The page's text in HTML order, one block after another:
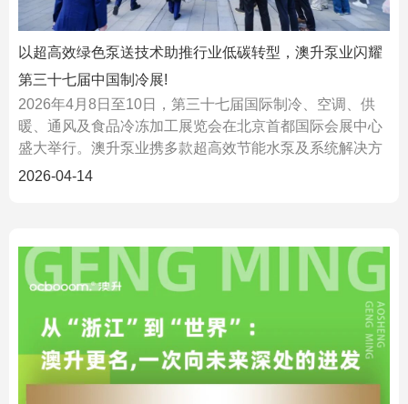
以超高效绿色泵送技术助推行业低碳转型，澳升泵业闪耀
第三十七届中国制冷展!
2026年4月8日至10日，第三十七届国际制冷、空调、供
暖、通风及食品冷冻加工展览会在北京首都国际会展中心
盛大举行。澳升泵业携多款超高效节能水泵及系统解决方
案精彩亮相，与全球行业同仁共同探讨绿色低碳背...
2026-04-14